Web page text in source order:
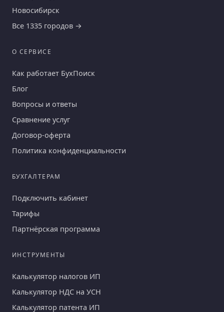
Новосибирск
Все 1335 городов →
О СЕРВИСЕ
Как работает БухПоиск
Блог
Вопросы и ответы
Сравнение услуг
Договор-оферта
Политика конфиденциальности
БУХГАЛТЕРАМ
Подключить кабинет
Тарифы
Партнёрская программа
ИНСТРУМЕНТЫ
Калькулятор налогов ИП
Калькулятор НДС на УСН
Калькулятор патента ИП